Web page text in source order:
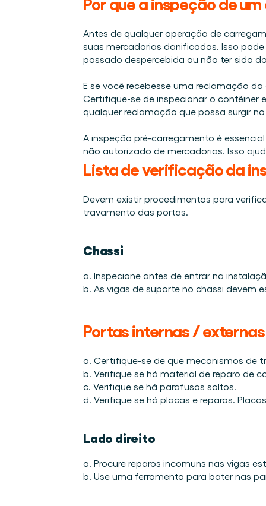
Quem somos
Carreiras
Venha para o nosso time e ajude a tornar a
Resultados que LSPs e embarcadores alcançam com
Fale conosco
Tem alguma dúvida? Estamos a uma mensagem de
Programa de Indicação
Ajude sua rede a otimizar a logística e ganhe por isso!
Integrações
Eventos que participamos e sessões que
Checklists
Checklists gratuitos para sua operação, prontos para
Antes de qualquer operação de
suas mercadorias danificadas. Isso
passado despercebida ou não ter sido
E se você recebesse uma reclamação
Certifique-se de inspecionar o
qualquer reclamação que possa surgir
A inspeção pré-carregamento é
não autorizado de mercadorias. Isso
Lista de verificação da
Devem existir procedimentos para
travamento das portas.
Chassi
a. Inspecione antes de entrar na
b. As vigas de suporte no chassi devem
Portas internas / externas
a. Certifique-se de que mecanismos de
b. Verifique se há material de reparo de
c. Verifique se há parafusos soltos.
d. Verifique se há placas e reparos.
Lado direito
a. Procure reparos incomuns nas vigas
b. Use uma ferramenta para bater nas